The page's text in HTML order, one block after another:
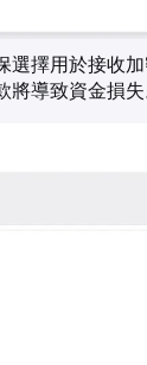
選擇用於接收
導致資金損失